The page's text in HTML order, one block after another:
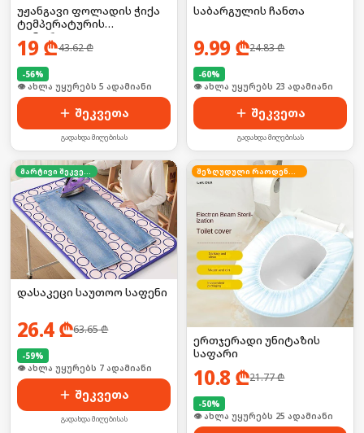
უჟანგავი ფოლადის ჭიქა
ტემპერატურის
კონტროლით
19 ₾43.62₾
-56%
🛒 ბოლო 24სთ-ში იყიდა 7-მა
შეკვეთა
გადახდა მიღებისას
საბარგულის ჩანთა
9.99 ₾24.83₾
-60%
🛒 ბოლო 24სთ-ში იყიდა 30-მა
შეკვეთა
გადახდა მიღებისას
მარტივი შეკვეთა
დასაკეცი საუთოო საფენი
26.4₾63.65₾
-59%
🛒 ბოლო 24სთ-ში იყიდა 10-მა
შეკვეთა
გადახდა მიღებისას
შეზღუდული რაოდენობა
ერთჯერადი უნიტაზის
საფარი
10.8 ₾21.77₾
-50%
🛒 ბოლო 24სთ-ში იყიდა 33-მა